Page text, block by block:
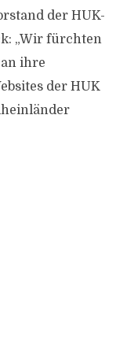
der HUK-
„Wir fürchten
ihre
der HUK